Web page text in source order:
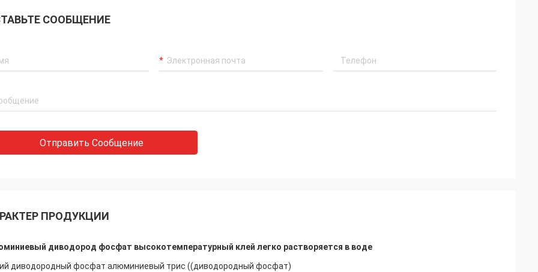
СООБЩЕНИЕ
Отправить Сообщение
ПРОДУКЦИИ
диводород фосфат высокотемпературный клей легко растворяется в воде
диводородный фосфат алюминиевый трис ((диводородный фосфат)